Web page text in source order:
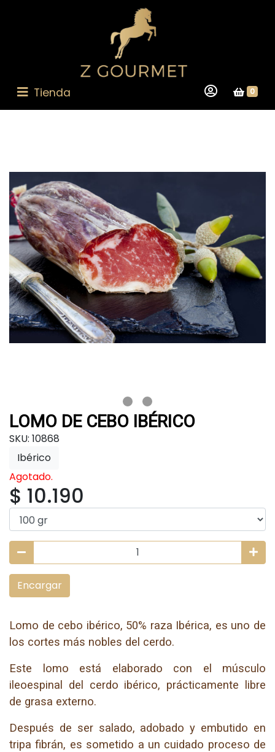
Tienda 0
LOMO DE CEBO IBÉRICO
SKU: 10868
Ibérico
Agotado.
$ 10.190
Encargar
Lomo de cebo ibérico, 50% raza Ibérica, es uno de
los cortes más nobles del cerdo.
Este lomo está elaborado con el músculo
ileoespinal del cerdo ibérico, prácticamente libre
de grasa externo.
Después de ser salado, adobado y embutido en
tripa fibrán, es sometido a un cuidado proceso de